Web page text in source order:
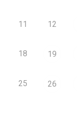
11 12
18 19
25 26